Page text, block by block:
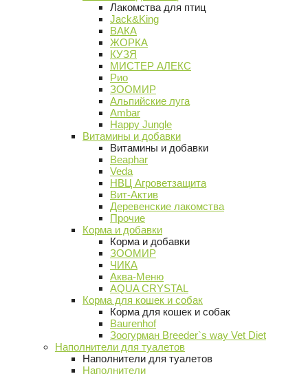
Лакомства для птиц
Jack&King
ВАКА
ЖОРКА
КУЗЯ
МИСТЕР АЛЕКС
Рио
ЗООМИР
Альпийские луга
Ambar
Happy Jungle
Витамины и добавки
Витамины и добавки
Beaphar
Veda
НВЦ Агроветзащита
Вит-Актив
Деревенские лакомства
Прочие
Корма и добавки
Корма и добавки
ЗООМИР
ЧИКА
Аква-Меню
AQUA CRYSTAL
Корма для кошек и собак
Корма для кошек и собак
Baurenhof
Зоогурман Breeder`s way Vet Diet
Наполнители для туалетов
Наполнители для туалетов
Наполнители